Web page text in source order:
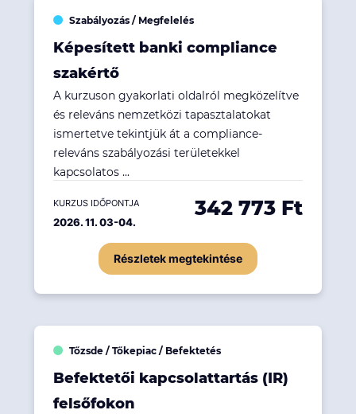
Szabályozás / Megfelelés
Képesített banki compliance
szakértő
A kurzuson gyakorlati oldalról megközelítve
és releváns nemzetközi tapasztalatokat
ismertetve tekintjük át a compliance-
releváns szabályozási területekkel
kapcsolatos ...
KURZUS IDŐPONTJA
2026. 11. 03-04.
342 773 Ft
Részletek megtekintése
Tőzsde / Tőkepiac / Befektetés
Befektetői kapcsolattartás (IR)
felsőfokon